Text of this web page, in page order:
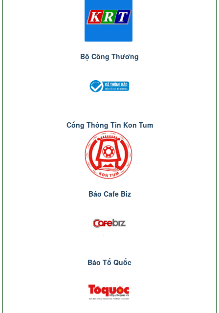
Bộ Công Thương
Cổng Thông Tin Kon Tum
Báo Cafe Biz
Báo Tổ Quốc